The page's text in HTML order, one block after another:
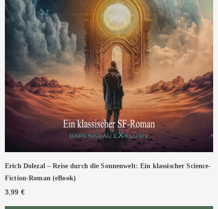
Erich Dolezal – Reise durch die Sonnenwelt: Ein klassischer Science-
Fiction-Roman (eBook)
3,99 €